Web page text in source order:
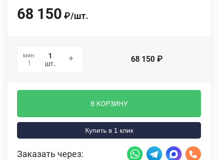
68 150 ₽/шт.
мин.
1
шт. 68 150 ₽
В КОРЗИНУ
Купить в 1 клик
Заказать через: